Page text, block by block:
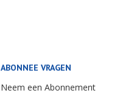
ABONNEE VRAGEN
Neem een Abonnement